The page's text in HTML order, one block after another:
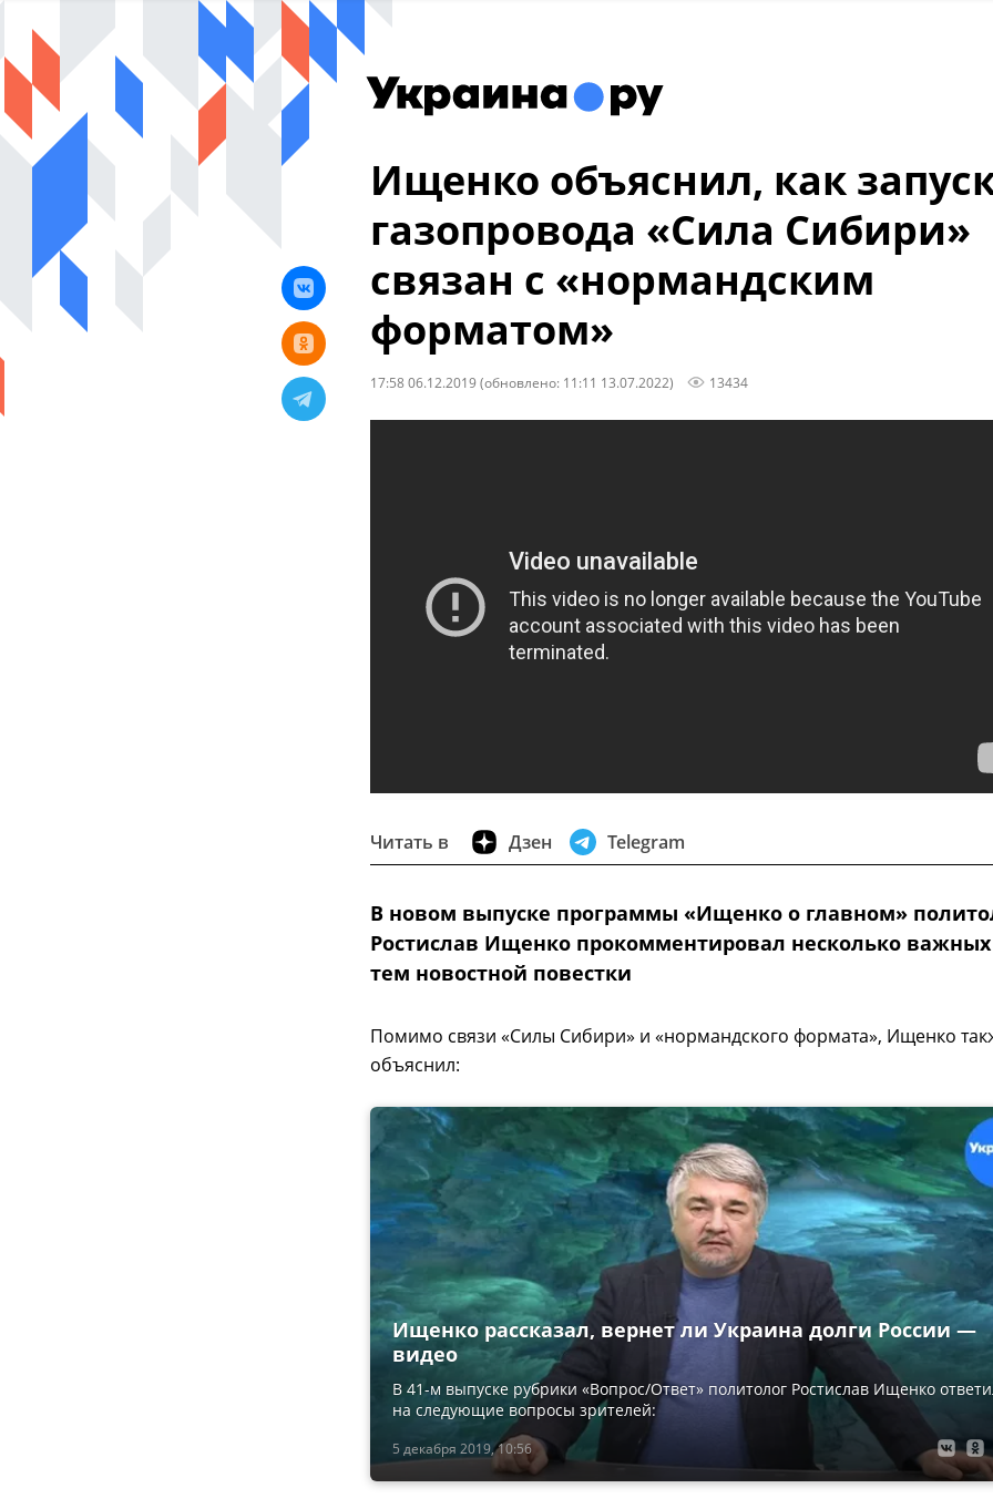
Ищенко объяснил, как
газопровода «Сила Сибири»
связан с «нормандским
форматом»
17:58 06.12.2019(обновлено: 11:11 13.07.2022) 13434
Читать в Дзен Telegram
В новом выпуске программы «Ищенко о главном»
Ростислав Ищенко прокомментировал несколько важных
тем новостной повестки
Помимо связи «Силы Сибири» и «нормандского формата», Ищенко
объяснил:
5 декабря 2019, 10:56
Ищенко рассказал, вернет ли Украина долги России —
видео
В 41-м выпуске рубрики «Вопрос/Ответ» политолог Ростислав Ищенко
на следующие вопросы зрителей: